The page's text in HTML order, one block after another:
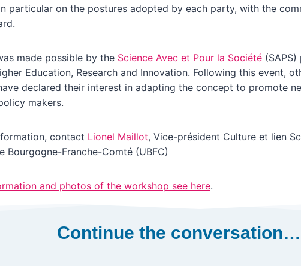
particular on the postures adopted by each party, with the
made possible by the Science Avec et Pour la Société
Education, Research and Innovation. Following this event,
declared their interest in adapting the concept to promote
makers.
contact Lionel Maillot, Vice-président Culture et lien
Bourgogne-Franche-Comté (UBFC)
and photos of the workshop see here.
Continue the conversation…